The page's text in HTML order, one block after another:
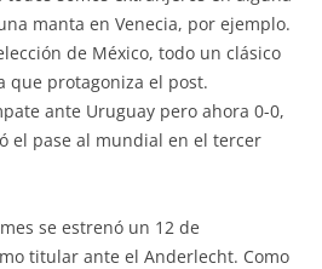
manta en Venecia, por ejemplo.
de México, todo un clásico
que protagoniza el post.
ante Uruguay pero ahora 0-0,
el pase al mundial en el tercer
se estrenó un 12 de
titular ante el Anderlecht. Como